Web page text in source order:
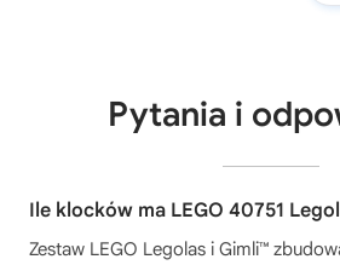
Pytania i
Ile klocków ma LEGO 40751
Zestaw LEGO Legolas i Gimli™